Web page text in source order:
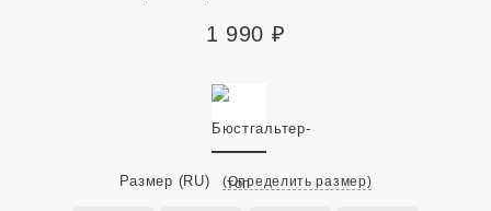
1 990 ₽
Размер (RU) (Определить размер)